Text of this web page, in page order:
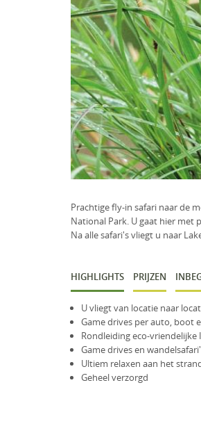
Prachtige fly-in safari naar de
National Park. U gaat hier met
Na alle safari's vliegt u naar
HIGHLIGHTS PRIJZEN
U vliegt van locatie naar
Game drives per auto, boot
Rondleiding eco-vriendelijke
Game drives en
Ultiem relaxen aan het
Geheel verzorgd